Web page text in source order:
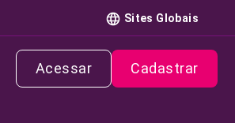
Sites Globais
Acessar Cadastrar